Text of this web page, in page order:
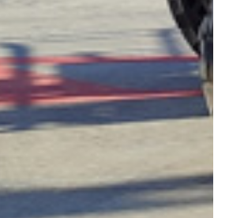
hora de elegir la máquina que
máquinas desde el siguiente botón o ponte
para un asesoramiento más personal.
Comparar